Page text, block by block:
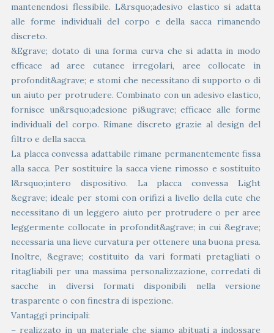
mantenendosi flessibile. L&rsquo;adesivo elastico si adatta
alle forme individuali del corpo e della sacca rimanendo
discreto.
&Egrave; dotato di una forma curva che si adatta in modo
efficace ad aree cutanee irregolari, aree collocate in
profondit&agrave; e stomi che necessitano di supporto o di
un aiuto per protrudere. Combinato con un adesivo elastico,
fornisce un&rsquo;adesione pi&ugrave; efficace alle forme
individuali del corpo. Rimane discreto grazie al design del
filtro e della sacca.
La placca convessa adattabile rimane permanentemente fissa
alla sacca. Per sostituire la sacca viene rimosso e sostituito
l&rsquo;intero dispositivo. La placca convessa Light
&egrave; ideale per stomi con orifizi a livello della cute che
necessitano di un leggero aiuto per protrudere o per aree
leggermente collocate in profondit&agrave; in cui &egrave;
necessaria una lieve curvatura per ottenere una buona presa.
Inoltre, &egrave; costituito da vari formati pretagliati o
ritagliabili per una massima personalizzazione, corredati di
sacche in diversi formati disponibili nella versione
trasparente o con finestra di ispezione.
Vantaggi principali:
– realizzato in un materiale che siamo abituati a indossare